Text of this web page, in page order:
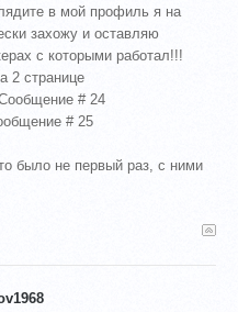
в мой профиль я на
захожу и оставляю
с которыми работал!!!
2 странице
# 24
# 25
было не первый раз, с ними